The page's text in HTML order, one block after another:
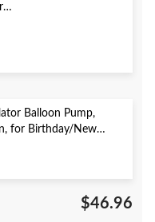
Baby
Balloon Pump,
for Birthday/New
Baby
$46.96